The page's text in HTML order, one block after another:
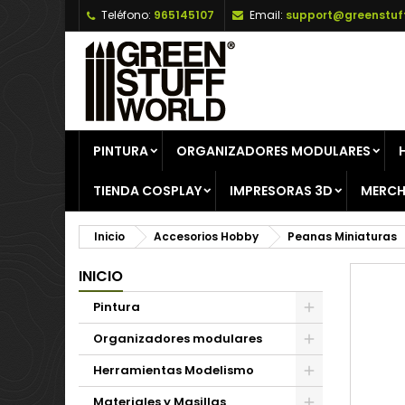
Teléfono: 965145107 Email:
PINTURA ORGANIZADORES MODULARES
TIENDA COSPLAY IMPRESORAS 3D
Inicio Accesorios Hobby Peanas Miniaturas
INICIO
Pintura
Organizadores modulares
Herramientas Modelismo